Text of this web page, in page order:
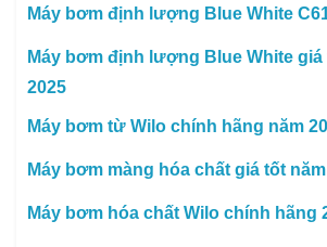
Máy bơm định lượng Blue White
Máy bơm định lượng Blue White giá
2025
Máy bơm từ Wilo chính hãng năm
Máy bơm màng hóa chất giá tốt
Máy bơm hóa chất Wilo chính hãng